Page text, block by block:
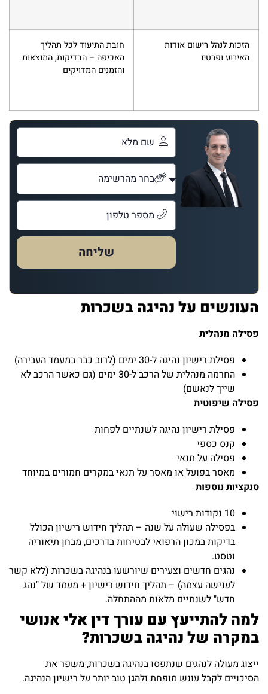
הזכות לנהל רישום אודות
האירוע ופרטיו
חובת התיעוד לכל תהליך
האכיפה – הבדיקות, התוצאות
והזמנים המדויקים
שליחה
העונשים על נהיגה בשכרות
פסילה מנהלית
פסילת רישיון נהיגה ל-30 ימים (לרוב כבר במעמד העבירה)
החרמה מנהלית של הרכב ל-30 ימים (גם כאשר הרכב לא
שייך לנאשם)
פסילה שיפוטית
פסילת רישיון נהיגה לשנתיים לפחות
קנס כספי
פסילה על תנאי
מאסר בפועל או מאסר על תנאי במקרים חמורים במיוחד
סנקציות נוספות
10 נקודות רישוי
בפסילה שעולה על שנה – תהליך חידוש רישיון הכולל
בדיקות במכון הרפואי לבטיחות בדרכים, מבחן תיאוריה
וטסט.
נהגים חדשים וצעירים שיורשעו בנהיגה בשכרות (ללא קשר
לענישה עצמה) – תהליך חידוש רישיון + מעמד של "נהג
חדש" לשנתיים מלאות מההתחלה.
למה להתייעץ עם עורך דין אלי אנושי
במקרה של נהיגה בשכרות?
ייצוג מעולה לנהגים שנתפסו בנהיגה בשכרות, משפר את
הסיכויים לקבל עונש מופחת ולהגן טוב יותר על רישיון הנהיגה.